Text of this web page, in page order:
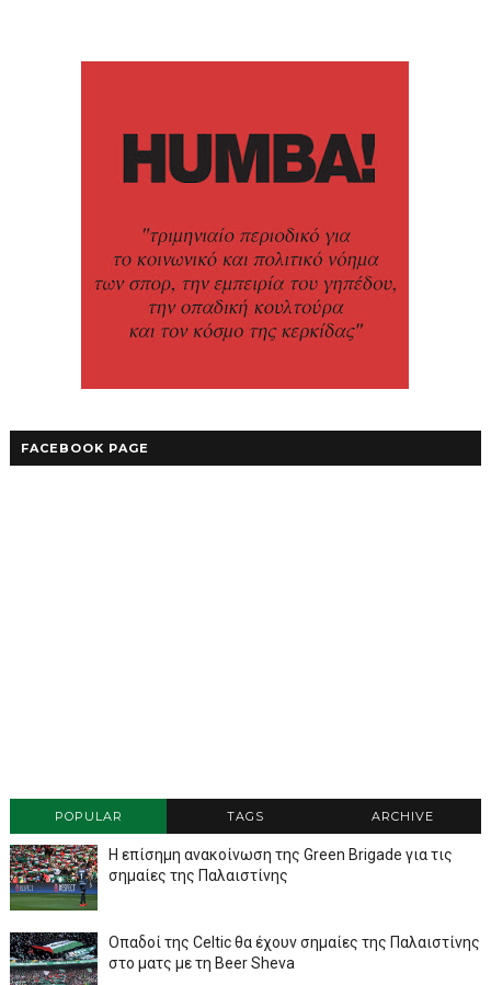
FACEBOOK PAGE
POPULAR TAGS ARCHIVE
Η επίσημη ανακοίνωση της Green Brigade για τις
σημαίες της Παλαιστίνης
Οπαδοί της Celtic θα έχουν σημαίες της Παλαιστίνης
στο ματς με τη Beer Sheva